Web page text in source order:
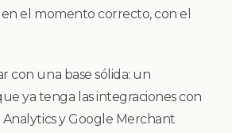
el momento correcto, con el
con una base sólida: un
ya tenga las integraciones con
y Google Merchant